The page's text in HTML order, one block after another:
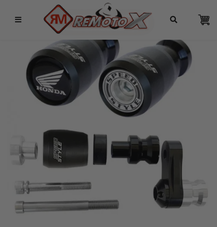
Remotox
10% OFF NO PIX